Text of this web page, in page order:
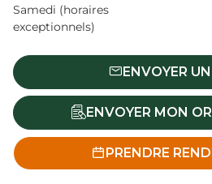
Samedi (horaires
exceptionnels)
ENVOYER
ENVOYER MON
PRENDRE